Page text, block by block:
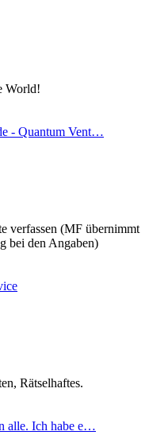
World!
- Quantum Vent…
verfassen (MF übernimmt
bei den Angaben)
Rätselhaftes.
alle. Ich habe e…